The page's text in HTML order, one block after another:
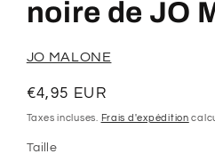
fenêtre
noire de JO
JO MALONE
Prix
habituel
€4,95 EUR
Taxes incluses. Frais d'expédition
Taille